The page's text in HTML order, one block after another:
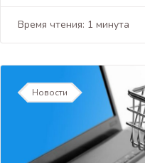
Время чтения: 1 минута
Новости